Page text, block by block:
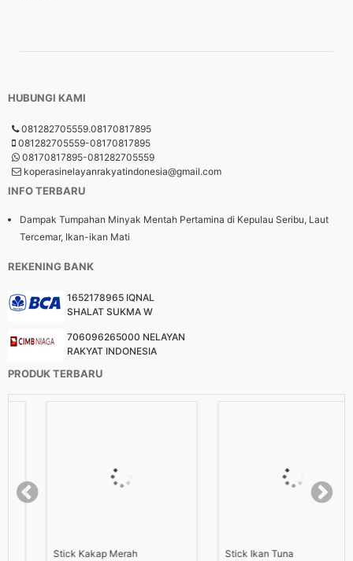
HUBUNGI KAMI
081282705559.08170817895
081282705559-08170817895
08170817895-081282705559
koperasinelayanrakyatindonesia@gmail.com
INFO TERBARU
Dampak Tumpahan Minyak Mentah Pertamina di Kepulau Seribu, Laut
Tercemar, Ikan-ikan Mati
REKENING BANK
1652178965 IQNAL
SHALAT SUKMA W
706096265000 NELAYAN
RAKYAT INDONESIA
PRODUK TERBARU
Stick Kakap Merah Stick Ikan Tuna